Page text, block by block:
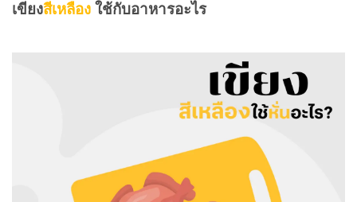
เขียงสีเหลือง ใช้กับอาหารอะไร